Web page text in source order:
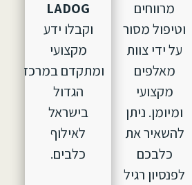
מרווחים
וטיפול מסור
על ידי צוות
מאלפים
מקצועי
ומיומן. ניתן
להשאיר את
כלבכם
לפנסיון רגיל
LADOG
וקבלו ידע
מקצועי
ומתקדם במרכז
הגדול
בישראל
לאילוף
כלבים.